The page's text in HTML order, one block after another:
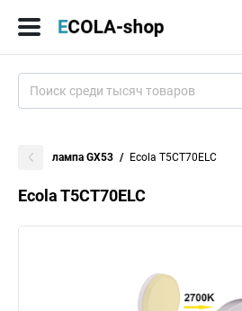
лампа GX53 Ecola T5CT70ELC
Ecola T5CT70ELC